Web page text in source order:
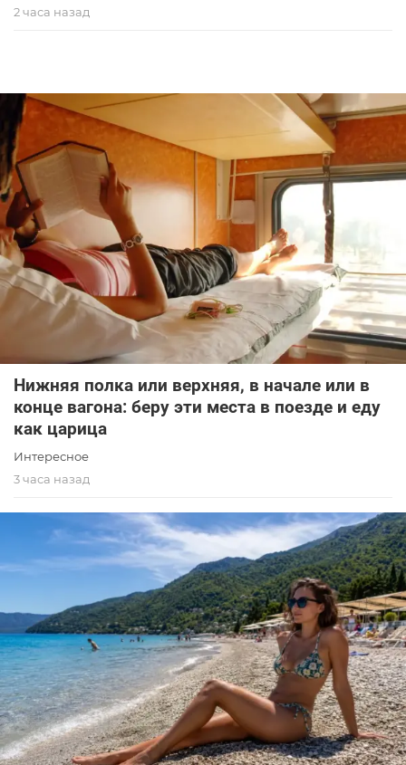
2 часа назад
Нижняя полка или верхняя, в начале или в
конце вагона: беру эти места в поезде и еду
как царица
Интересное
3 часа назад